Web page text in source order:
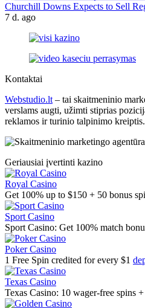
Churchill Downs Expects to Sell
7 d. ago
Kontaktai
Webstudio.lt – tai skaitmeninio
verslams augti, užimti stiprias
reklamos ir turinio talpinimo kreiptis.
Geriausiai įvertinti kazino
Royal Casino
Get 100% up to $150 + 50 bonus
Sport Casino
Sport Casino: Get 100% match
Poker Casino
1 Free Spin credited for every $1
Texas Casino
Texas Casino: 10 wager-free spins